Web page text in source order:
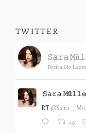
TWITTER
𝚂𝚊𝚛𝚊
Perita No
𝚂𝚊𝚛𝚊
RT
40